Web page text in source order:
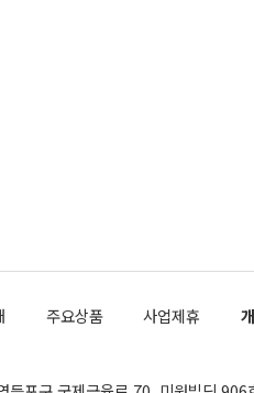
주요상품 사업제휴